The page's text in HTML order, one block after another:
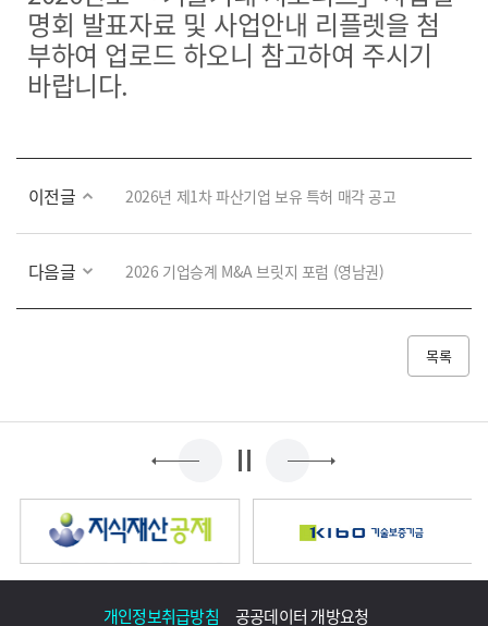
명회 발표자료 및 사업안내 리플렛을 첨
부하여 업로드 하오니 참고하여 주시기
바랍니다.
이전글 2026년 제1차 파산기업 보유 특허 매각 공고
다음글 2026 기업승계 M&A 브릿지 포럼 (영남권)
목록
개인정보취급방침 공공데이터 개방요청